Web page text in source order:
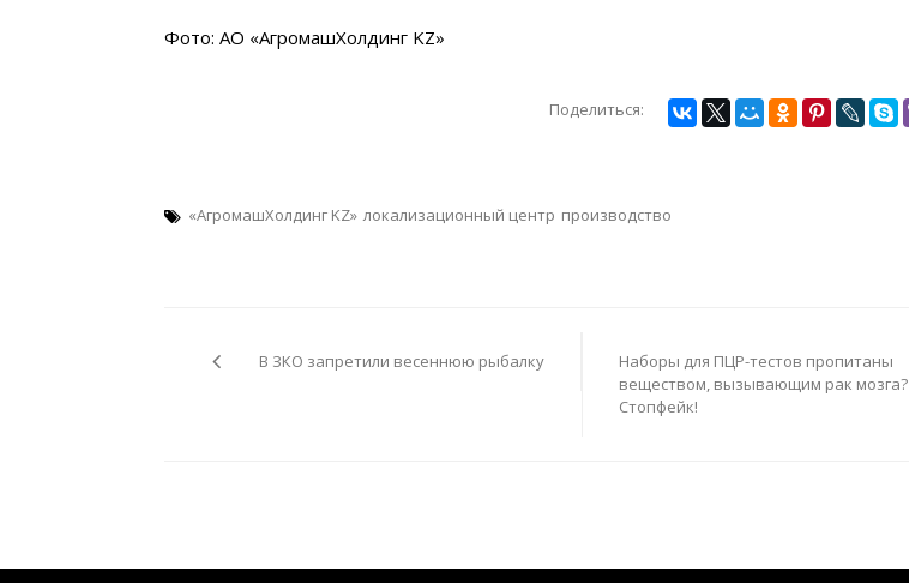
Фото: АО «АгромашХолдинг KZ»
Поделиться:
«АгромашХолдинг KZ» локализационный центр производство
записям
В ЗКО запретили весеннюю рыбалку
Наборы для ПЦР-тестов пропитаны
веществом, вызывающим рак мозга?
Стопфейк!